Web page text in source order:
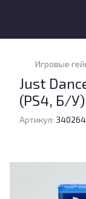
Игровые
Just
(PS4, Б/У)
Артикул: